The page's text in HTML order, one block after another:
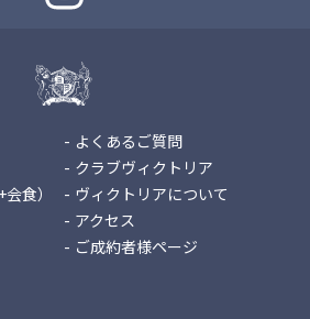
食）
よくあるご質問
クラブヴィクトリア
ヴィクトリアについて
アクセス
ご成約者様ページ